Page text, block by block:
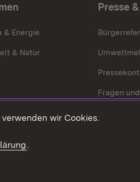
& Energie
& Natur
Presse
Fragen
wir Cookies.
.